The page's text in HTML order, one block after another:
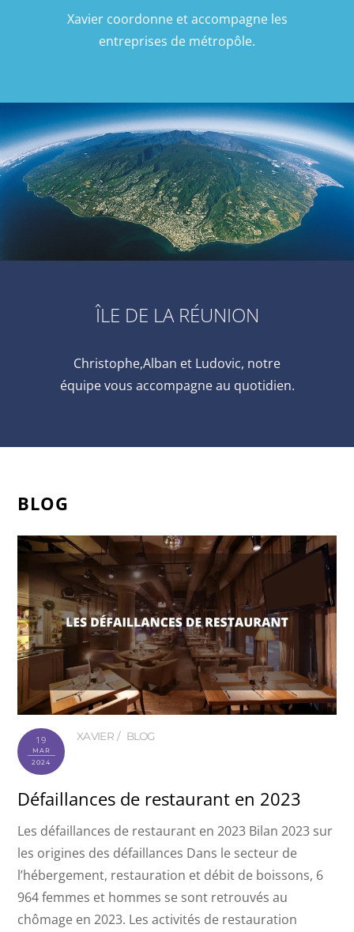
Xavier coordonne et accompagne les
entreprises de métropôle.
ÎLE DE LA RÉUNION
Christophe,Alban et Ludovic, notre
équipe vous accompagne au quotidien.
BLOG
19
MAR
2024
XAVIER BLOG
Défaillances de restaurant en 2023
Les défaillances de restaurant en 2023 Bilan 2023 sur
les origines des défaillances Dans le secteur de
l’hébergement, restauration et débit de boissons, 6
964 femmes et hommes se sont retrouvés au
chômage en 2023. Les activités de restauration